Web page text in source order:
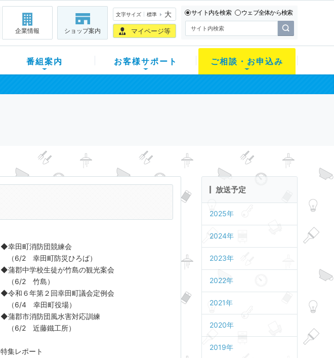
企業情報 ショップ案内
文字サイズ 標準 大
マイページ等
サイト内を検索 ウェブ全体から検索
番組案内 お客様サポート ご相談・お申込み
◆幸田町消防団競練会
（6/2 幸田町防災ひろば）
◆蒲郡中学校生徒が竹島の観光案会
（6/2 竹島）
◆令和６年第２回幸田町議会定例会
（6/4 幸田町役場）
◆蒲郡市消防団風水害対応訓練
（6/2 近藤鐵工所）
特集レポート
放送予定
2025年
2024年
2023年
2022年
2021年
2020年
2019年